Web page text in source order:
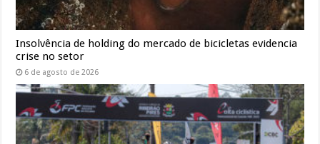
Insolvência de holding do mercado de bicicletas evidencia
crise no setor
6 de agosto de 2026